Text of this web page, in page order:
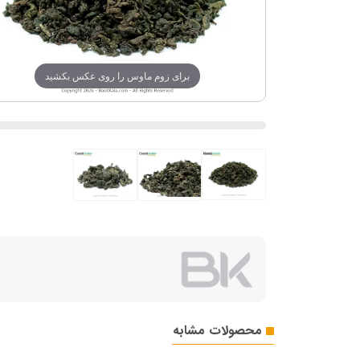
برای زوم ماوس را روی عکس بکشید
محصولات مشابه